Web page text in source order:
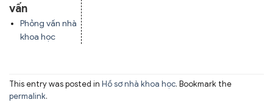
vấn
Phỏng vấn nhà
khoa học
This entry was posted in Hồ sơ nhà khoa học. Bookmark the
permalink.